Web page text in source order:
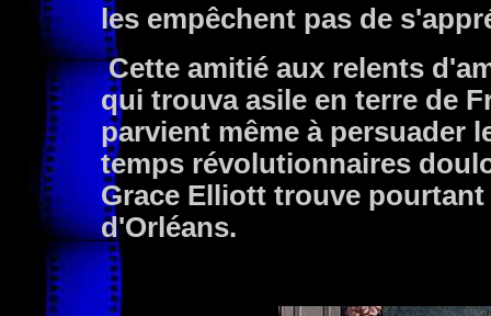
les empêchent pas de
Cette amitié aux relents
qui trouva asile en terre de
parvient même à persuader
temps révolutionnaires
Grace Elliott trouve
d'Orléans.